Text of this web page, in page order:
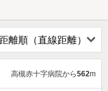
高槻赤十字病院から562m